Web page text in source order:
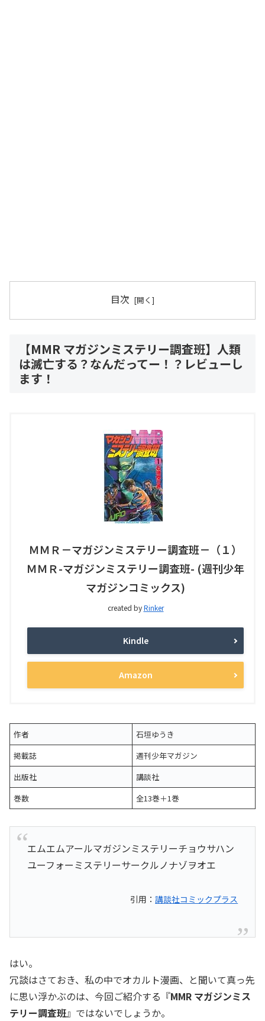
目次
【MMR マガジンミステリー調査班】人類
は滅亡する？なんだってー！？レビューし
ます！
ＭＭＲ－マガジンミステリー調査班－（１）
ＭＭＲ-マガジンミステリー調査班- (週刊少年
マガジンコミックス)
created byRinker
Kindle
Amazon
作者
石垣ゆうき
掲載誌
週刊少年マガジン
出版社
講談社
巻数
全13巻＋1巻
エムエムアールマガジンミステリーチョウサハン
ユーフォーミステリーサークルノナゾヲオエ
引用：講談社コミックプラス
はい。
冗談はさておき、私の中でオカルト漫画、と聞いて真っ先
に思い浮かぶのは、今回ご紹介する『MMR マガジンミス
テリー調査班』ではないでしょうか。